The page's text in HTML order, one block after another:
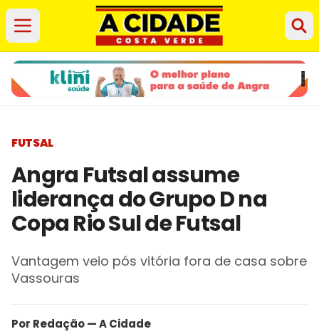
FUTSAL
Angra Futsal assume
liderança do Grupo D na
Copa Rio Sul de Futsal
Vantagem veio pós vitória fora de casa sobre
Vassouras
Por Redação — A Cidade